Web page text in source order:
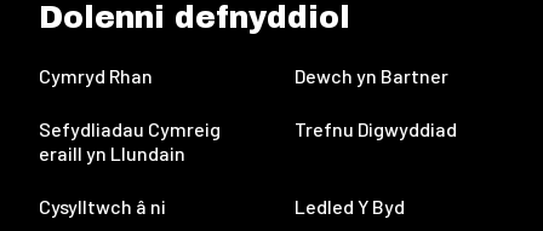
Dolenni defnyddiol
Cymryd Rhan Dewch yn Bartner
Sefydliadau Cymreig
eraill yn Llundain
Trefnu Digwyddiad
Cysylltwch â ni Ledled Y Byd